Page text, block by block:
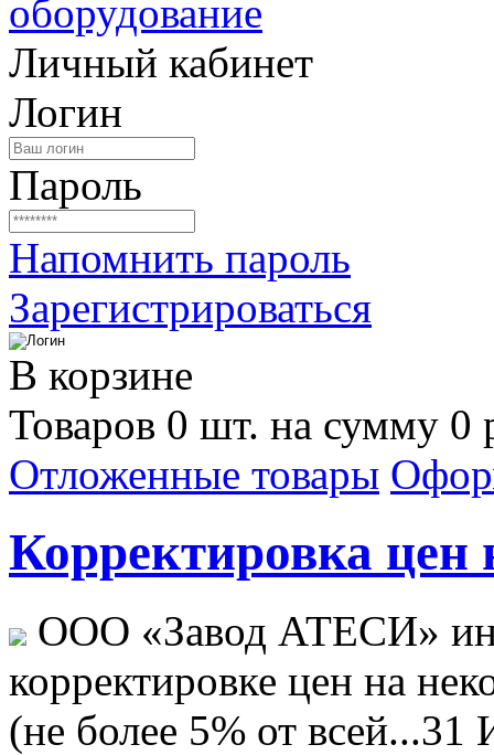
Личный кабинет
Логин
Пароль
Напомнить пароль
Зарегистрироваться
В корзине
Товаров 0 шт. на сумму 0
Отложенные товары
Корректировка цен
ООО «Завод АТЕСИ»
корректировке цен на
(не более 5% от всей...31